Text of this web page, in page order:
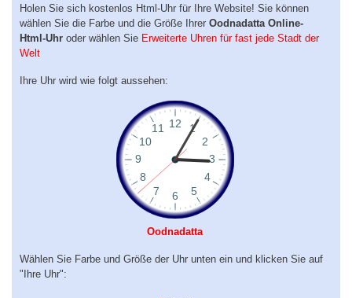
Holen Sie sich kostenlos Html-Uhr für Ihre Website! Sie können
wählen Sie die Farbe und die Größe Ihrer Oodnadatta Online-
Html-Uhr oder wählen Sie Erweiterte Uhren für fast jede Stadt der
Welt
Ihre Uhr wird wie folgt aussehen:
Oodnadatta
Wählen Sie Farbe und Größe der Uhr unten ein und klicken Sie auf
"Ihre Uhr":